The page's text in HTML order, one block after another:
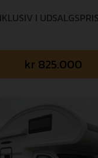
I
kr 825.000